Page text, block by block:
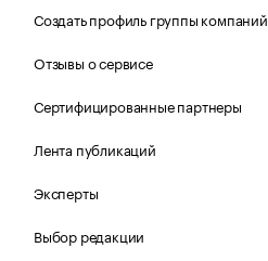
Создать профиль группы компаний
Отзывы о сервисе
Сертифицированные партнеры
Лента публикаций
Эксперты
Выбор редакции